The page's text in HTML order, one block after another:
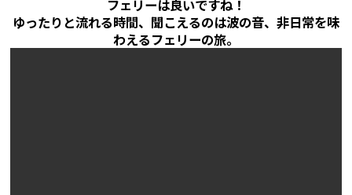
フェリーは良いですね！
ゆったりと流れる時間、聞こえるのは波の音、非日常を味
わえるフェリーの旅。